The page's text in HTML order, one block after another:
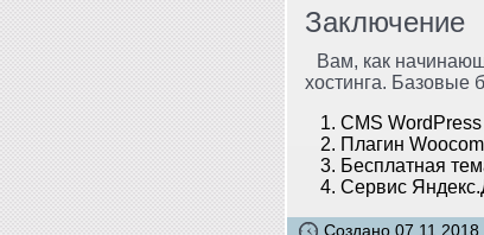
Заключение
Вам, как
хостинга. Базовые
CMS WordPress
Плагин
Бесплатная
Сервис
Создано